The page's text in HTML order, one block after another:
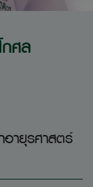
ศล
ายุรศาสตร์